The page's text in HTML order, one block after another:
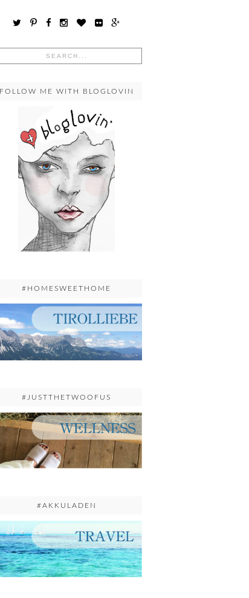
FOLLOW ME WITH BLOGLOVIN
#HOMESWEETHOME
#JUSTTHETWOOFUS
#AKKULADEN